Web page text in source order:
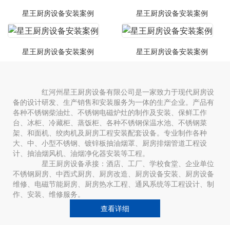
星王厨房设备安装案例 星王厨房设备安装案例
星王厨房设备安装案例 星王厨房设备安装案例
红河州星王厨房设备有限公司是一家致力于现代厨房设
备的设计研发、生产销售和安装服务为一体的生产企业。产品有
各种不锈钢柴油灶、不锈钢电磁炉灶的制作及安装、保鲜工作
台、冰柜、冷藏柜、蒸饭柜、各种不锈钢保温水池、不锈钢菜
架、和面机、绞肉机及厨房工程安装配套设备。专业制作各种
大、中、小型不锈钢、镀锌板抽油烟罩、厨房排烟管道工程设
计、抽油烟风机、油烟净化器安装等工程。
星王厨房设备承接：酒店、工厂、学校食堂、企业单位
不锈钢厨房、中西式厨房、厨房改造、厨房设备安装、厨房设备
维修、电磁节能厨房、厨房热水工程、通风系统等工程设计、制
作、安装、维修服务。
查看详细